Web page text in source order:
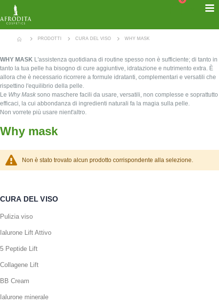
contenuto
PRODOTTI CURA DEL VISO WHY MASK
WHY MASK L'assistenza quotidiana di routine spesso non è sufficiente; di tanto in
tanto la tua pelle ha bisogno di cure aggiuntive, idratazione e nutrimento extra. È
allora che è necessario ricorrere a formule idratanti, complementari e versatili che
rispettino l'equilibrio della pelle.
Le Why Mask sono maschere facili da usare, versatili, non complesse e soprattutto
efficaci, la cui abbondanza di ingredienti naturali fa la magia sulla pelle.
Non vorrete più usare nient'altro.
Why mask
Non è stato trovato alcun prodotto corrispondente alla selezione.
CURA DEL VISO
Pulizia viso
Ialurone Lift Attivo
5 Peptide Lift
Collagene Lift
BB Cream
Ialurone minerale